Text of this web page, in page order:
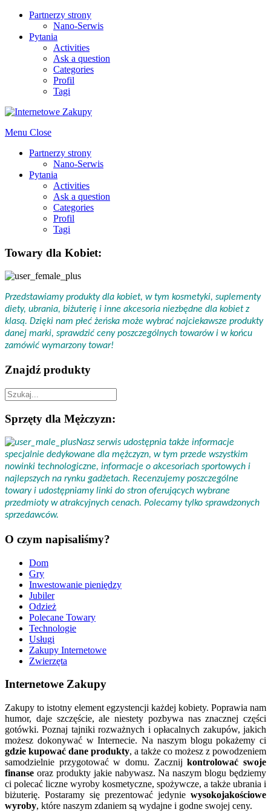
Partnerzy strony
Nano-Serwis
Pytania
Activities
Ask a question
Categories
Profil
Tagi
Menu Close
Partnerzy strony
Nano-Serwis
Pytania
Activities
Ask a question
Categories
Profil
Tagi
Towary dla Kobiet:
Przedstawiamy produkty dla kobiet, w tym kosmetyki, suplementy
diety, ubrania, biżuterię i inne akcesoria niezbędne dla kobiet z
klasą. Dzięki nam płeć żeńska może wybrać najciekawsze produkty
danej marki, sprawdzić ceny poszczególnych towarów i w końcu
zamówić wymarzony towar!
Znajdź produkty
Sprzęty dla Mężczyzn:
Nasz serwis udostępnia także informacje
specjalnie dedykowane dla mężczyzn, w tym przede wszystkim
nowinki technologiczne, informacje o akcesoriach sportowych i
najlepszych na rynku gadżetach. Recenzujemy poszczególne
towary i udostępniamy linki do stron oferujących wybrane
przedmioty w atrakcyjnych cenach. Polecamy tylko sprawdzonych
sprzedawców.
O czym napisaliśmy?
Dom
Gry
Inwestowanie pieniędzy
Jubiler
Odzież
Polecane Towary
Technologie
Usługi
Zakupy Internetowe
Zwierzęta
Internetowe Zakupy
Zakupy to istotny element egzystencji każdej kobiety. Poprawia nam
humor, daje szczęście, ale niestety pozbywa nas znacznej części
gotówki. Poznaj tajniki rozważnych i opłacalnych zakupów, jakich
możesz dokonywać w Internecie. Na naszym blogu pokażemy ci
gdzie kupować dane produkty, a także co możesz z powodzeniem
samodzielnie przygotować w domu. Zacznijkontrolować swoje
finanse oraz produkty jakie nabywasz. Na naszym blogu będziemy
ci polecać liczne wyroby kosmetyczne, spożywcze, a także ubrania i
biżuterię. Postaramy się prezentować jedynie wysokojakościowe
wyroby, które naszym zdaniem są wydajne i godne swojej ceny.